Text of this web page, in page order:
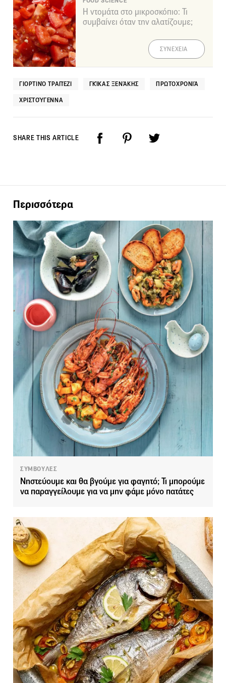
Η ντομάτα στο μικροσκόπιο: Τι
συμβαίνει όταν την αλατίζουμε;
ΣΥΝΕΧΕΙΑ
ΓΙΟΡΤΙΝΌ ΤΡΑΠΈΖΙ ΓΚΊΚΑΣ ΞΕΝΆΚΗΣ ΠΡΩΤΟΧΡΟΝΙΆ
ΧΡΙΣΤΟΎΓΕΝΝΑ
SHARE THIS ARTICLE
Περισσότερα
ΣΥΜΒΟΥΛΕΣ
Νηστεύουμε και θα βγούμε για φαγητό; Τι μπορούμε
να παραγγείλουμε για να μην φάμε μόνο πατάτες